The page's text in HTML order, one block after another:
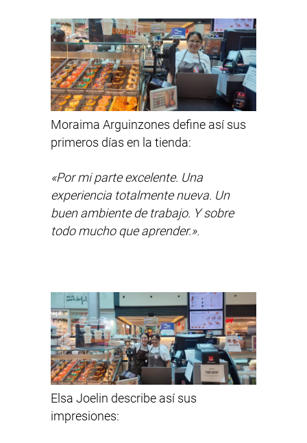
Moraima Arguinzones define así sus
primeros días en la tienda:
«Por mi parte excelente. Una
experiencia totalmente nueva. Un
buen ambiente de trabajo. Y sobre
todo mucho que aprender.».
Elsa Joelin describe así sus
impresiones: